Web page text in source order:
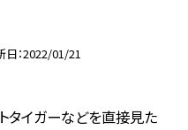
日 2022/01/21
トタイガーなどを直接見た